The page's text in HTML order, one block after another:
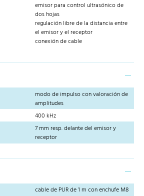
emisor para control ultrasónico de
dos hojas
regulación libre de la distancia entre
el emisor y el receptor
conexión de cable
modo de impulso con valoración de
amplitudes
400 kHz
7 mm resp. delante del emisor y
receptor
cable de PUR de 1 m con enchufe M8